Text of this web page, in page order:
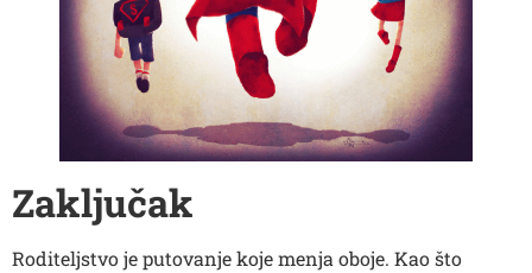
Zaključak
Roditeljstvo je putovanje koje menja oboje. Kao što